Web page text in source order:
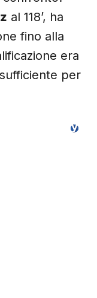
al 118’, ha
fino alla
era
per